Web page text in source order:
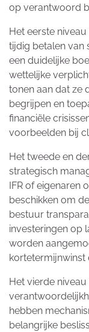
op verantwoord
Het eerste
tijdig betalen van
een duidelijke
wettelijke
tonen aan dat ze
begrijpen en
financiële
voorbeelden bij
Het tweede en
strategisch
IFR of eigenaren
beschikken om
bestuur
investeringen op
worden
kortetermijnwinst
Het vierde
hebben
belangrijke